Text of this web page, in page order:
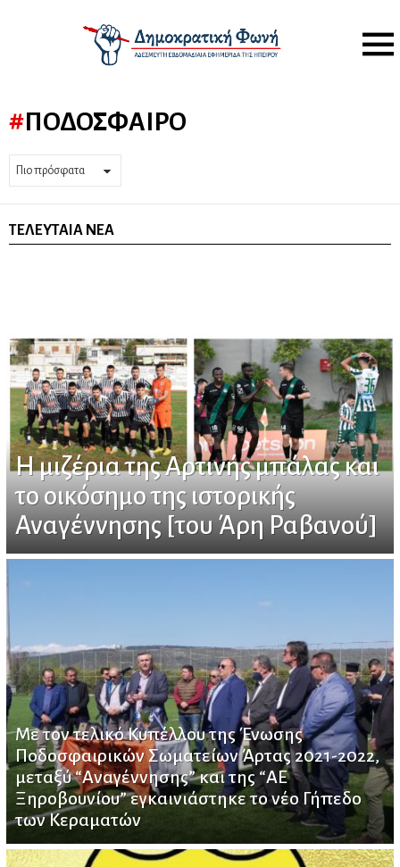
Menu
ΠΟΔΌΣΦΑΙΡΟ
ΤΕΛΕΥΤΑΊΑ ΝΈΑ
Η μιζέρια της Αρτινής μπάλας και
το οικόσημο της ιστορικής
Αναγέννησης [του Άρη Ραβανού]
Με τον τελικό Κυπέλλου της Ένωσης
Ποδοσφαιρικών Σωματείων Άρτας 2021-2022,
μεταξύ “Αναγέννησης” και της “ΑΕ
Ξηροβουνίου” εγκαινιάστηκε το νέο Γήπεδο
των Κεραματών